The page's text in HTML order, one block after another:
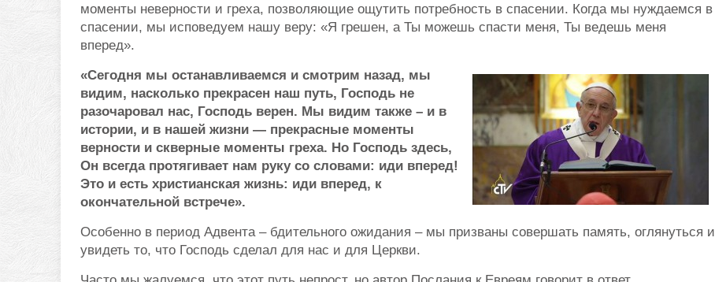
моменты неверности и греха, позволяющие ощутить потребность в спасении. Когда мы нуждаемся в
спасении, мы исповедуем нашу веру: «Я грешен, а Ты можешь спасти меня, Ты ведешь меня
вперед».
«Сегодня мы останавливаемся и смотрим назад, мы
видим, насколько прекрасен наш путь, Господь не
разочаровал нас, Господь верен. Мы видим также – и в
истории, и в нашей жизни — прекрасные моменты
верности и скверные моменты греха. Но Господь здесь,
Он всегда протягивает нам руку со словами: иди вперед!
Это и есть христианская жизнь: иди вперед, к
окончательной встрече».
Особенно в период Адвента – бдительного ожидания – мы призваны совершать память, оглянуться и
увидеть то, что Господь сделал для нас и для Церкви.